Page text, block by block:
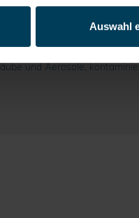
Auswahl
P3 R D), 100 Stück
und Aerosole,